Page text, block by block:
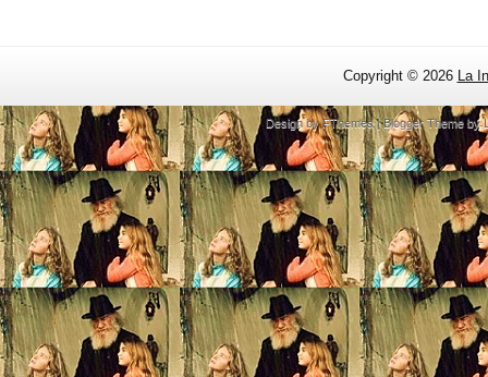
Copyright © 2026 La
Design byFThemes| Blogger Theme by